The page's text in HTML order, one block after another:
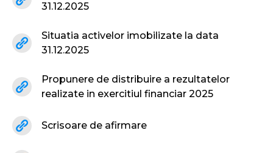
31.12.2025
Situatia activelor imobilizate la data
31.12.2025
Propunere de distribuire a rezultatelor
realizate in exercitiul financiar 2025
Scrisoare de afirmare